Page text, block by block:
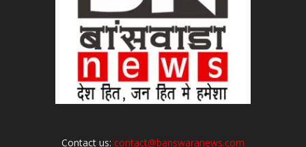
Contact us: contact@banswaranews.com